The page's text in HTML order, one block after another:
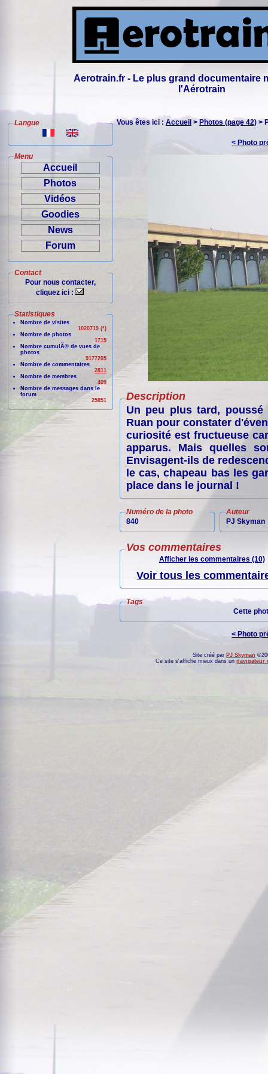
Aerotrain.fr - Le plus grand documentaire
l'Aérotrain
Langue
Menu
Accueil
Photos
Vidéos
Goodies
News
Forum
Contact
Pour nous contacter,
cliquez ici :
Statistiques
Nombre de visites
1020719 (*)
Nombre de photos
1715
Nombre cumulÃ© de vues de
photos
9177205
Nombre de commentaires
2811
Nombre de membres
409
Nombre de messages dans le
forum
25851
Vous êtes ici : Accueil > Photos (page 42) >
< Photo
Description
Un peu plus tard,
Ruan pour constater
curiosité est fructueuse
apparus. Mais quelles
Envisagent-ils de
le cas, chapeau bas les
place dans le journal !
Numéro de la photo
840
Auteur
PJ Skyman
Vos commentaires
Afficher les commentaires (10)
Voir tous les
Tags
Cette
< Photo
Site créé par PJ Skyman
Ce site s'affiche mieux dans unnavigateur